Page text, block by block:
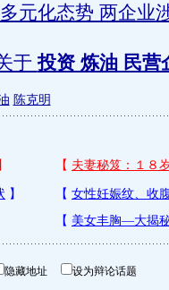
元化态势 两企业
于投资 炼油 民营
陈克明
隐藏地址 设为辩论话题